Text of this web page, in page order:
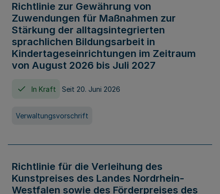
Richtlinie zur Gewährung von
Zuwendungen für Maßnahmen zur
Stärkung der alltagsintegrierten
sprachlichen Bildungsarbeit in
Kindertageseinrichtungen im Zeitraum
von August 2026 bis Juli 2027
In Kraft Seit 20. Juni 2026
Verwaltungsvorschrift
Richtlinie für die Verleihung des
Kunstpreises des Landes Nordrhein-
Westfalen sowie des Förderpreises des